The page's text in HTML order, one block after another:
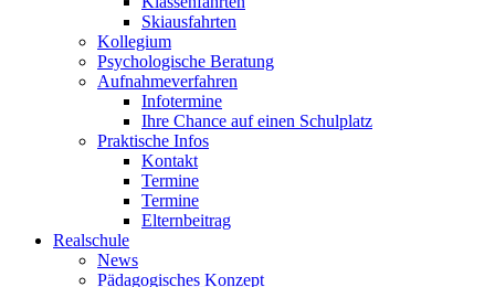
Skiausfahrten
Kollegium
Psychologische Beratung
Aufnahmeverfahren
Infotermine
Ihre Chance auf einen Schulplatz
Praktische Infos
Kontakt
Termine
Termine
Elternbeitrag
Realschule
News
Pädagogisches Konzept